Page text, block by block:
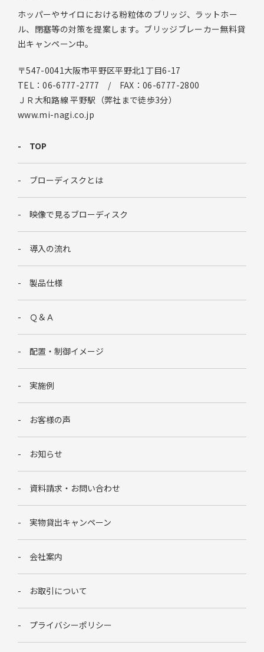
ホッパーやサイロにおける粉粒体のブリッジ、ラットホー
ル、閉塞等の対策を提案します。ブリッジブレーカー無料貸
出キャンペーン中。
〒547-0041大阪市平野区平野北1丁目6-17
TEL：06-6777-2777 / FAX：06-6777-2800
ＪＲ大和路線 平野駅（弊社まで徒歩3分）
www.mi-nagi.co.jp
TOP
ブローディスクとは
映像で見るブローディスク
導入の流れ
製品仕様
Ｑ＆Ａ
配置・制御イメージ
実施例
お客様の声
お知らせ
資料請求・お問い合わせ
実物貸出キャンペーン
会社案内
お取引について
プライバシーポリシー